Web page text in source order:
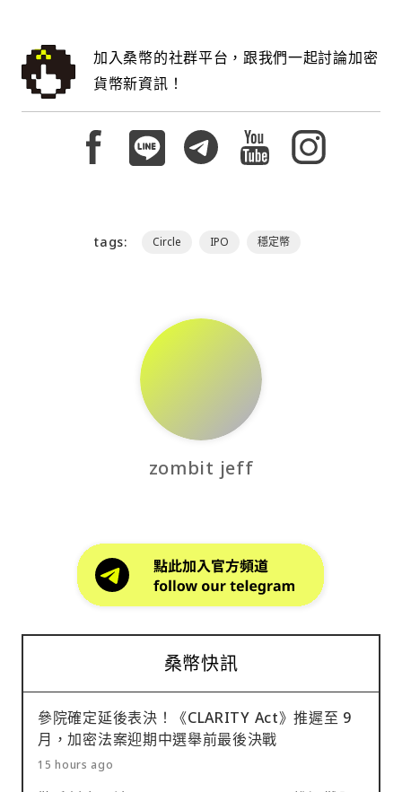
加入桑幣的社群平台，跟我們一起討論加密
貨幣新資訊！
tags: Circle IPO 穩定幣
zombit jeff
桑幣快訊
參院確定延後表決！《CLARITY Act》推遲至 9
月，加密法案迎期中選舉前最後決戰
15 hours ago